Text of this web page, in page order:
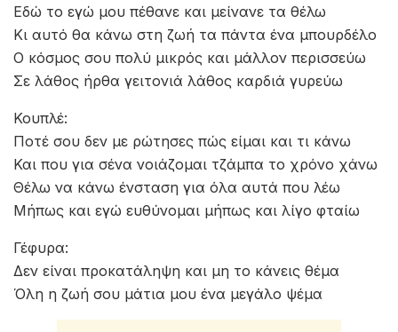
Εδώ το εγώ μου πέθανε και μείνανε τα θέλω
Κι αυτό θα κάνω στη ζωή τα πάντα ένα μπουρδέλο
Ο κόσμος σου πολύ μικρός και μάλλον περισσεύω
Σε λάθος ήρθα γειτονιά λάθος καρδιά γυρεύω
Κουπλέ:
Ποτέ σου δεν με ρώτησες πώς είμαι και τι κάνω
Και που για σένα νοιάζομαι τζάμπα το χρόνο χάνω
Θέλω να κάνω ένσταση για όλα αυτά που λέω
Μήπως και εγώ ευθύνομαι μήπως και λίγο φταίω
Γέφυρα:
Δεν είναι προκατάληψη και μη το κάνεις θέμα
Όλη η ζωή σου μάτια μου ένα μεγάλο ψέμα